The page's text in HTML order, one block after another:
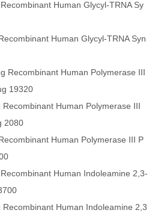
Human Glycyl-TRNA Sy
Human Glycyl-TRNA Syn
Recombinant Human Polymerase III
19320
Human Polymerase III
2080
Human Polymerase III P
Human Indoleamine 2,3-
Human Indoleamine 2,3